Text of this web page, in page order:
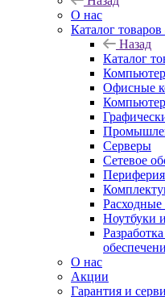
О нас
Каталог товаров
Назад
Каталог
Офисные
Серверы
Сетевое
Периферия
Ноутбуки
О нас
Акции
Гарантия и